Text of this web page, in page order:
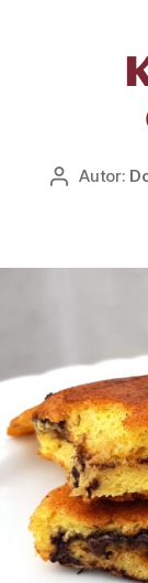
Autor: